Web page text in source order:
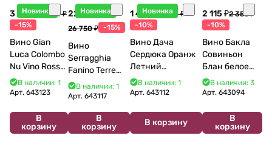
Новинка
3 998 ₽4 704 ₽
-15%
Вино Gian
Luca Colombo
Nu Vino Rosso
2025 750 мл
В наличии: 1
Арт. 643123
В
корзину
Новинка
22 738 ₽
26 750 ₽ -15%
Вино
Serragghia
Fanino Terre
Siciliane IGP
2022 750 мл
В наличии: 1
Арт.643117
В
корзину
Новинка
1 440 ₽1 600 ₽
-10%
Вино Дача
Сердюка Оранж
Летний
Сибирьковый
2024 750 мл
В наличии: 1
Арт. 643112
В корзину
2 115 ₽2 350 ₽
-10%
Вино Бакла
Совиньон
Блан белое
сухое 750 мл
12%
В наличии: 3
Арт.643094
В
корзину